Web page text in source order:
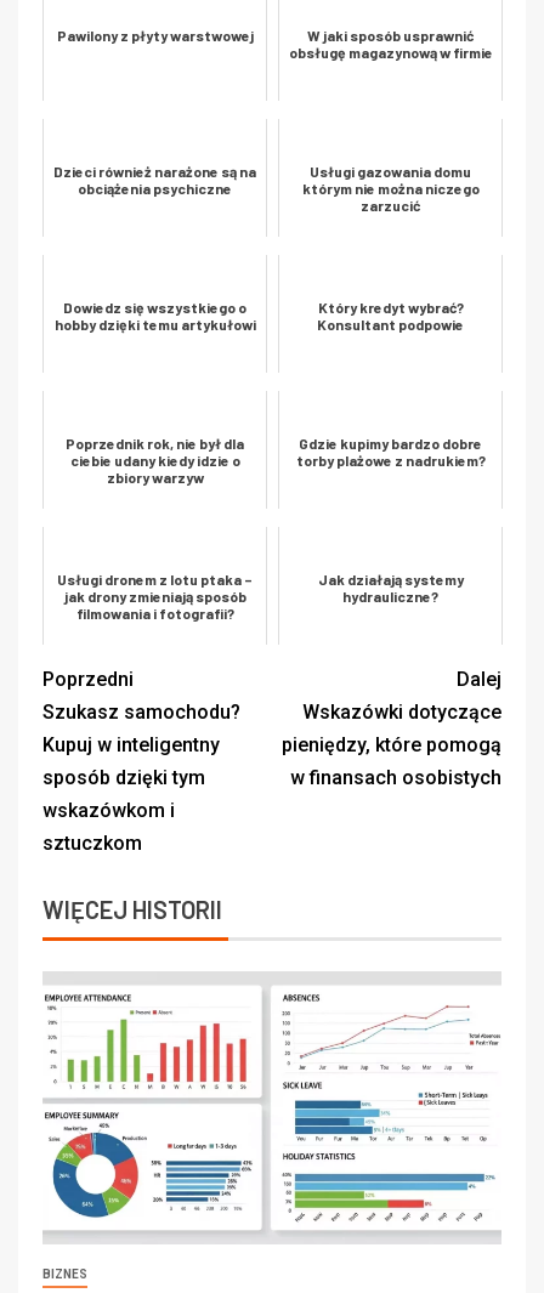
Pawilony z płyty warstwowej
W jaki sposób usprawnić
obsługę magazynową w firmie
Dzieci również narażone są na
obciążenia psychiczne
Usługi gazowania domu
którym nie można niczego
zarzucić
Dowiedz się wszystkiego o
hobby dzięki temu artykułowi
Który kredyt wybrać?
Konsultant podpowie
Poprzednik rok, nie był dla
ciebie udany kiedy idzie o
zbiory warzyw
Gdzie kupimy bardzo dobre
torby plażowe z nadrukiem?
Usługi dronem z lotu ptaka –
jak drony zmieniają sposób
filmowania i fotografii?
Jak działają systemy
hydrauliczne?
Poprzedni
Szukasz samochodu?
Kupuj w inteligentny
sposób dzięki tym
wskazówkom i
sztuczkom
Dalej
Wskazówki dotyczące
pieniędzy, które pomogą
w finansach osobistych
WIĘCEJ HISTORII
BIZNES